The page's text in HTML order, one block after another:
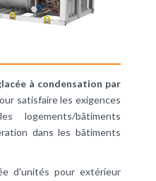
à condensation par
satisfaire les exigences
logements/bâtiments
dans les bâtiments
d'unités pour extérieur